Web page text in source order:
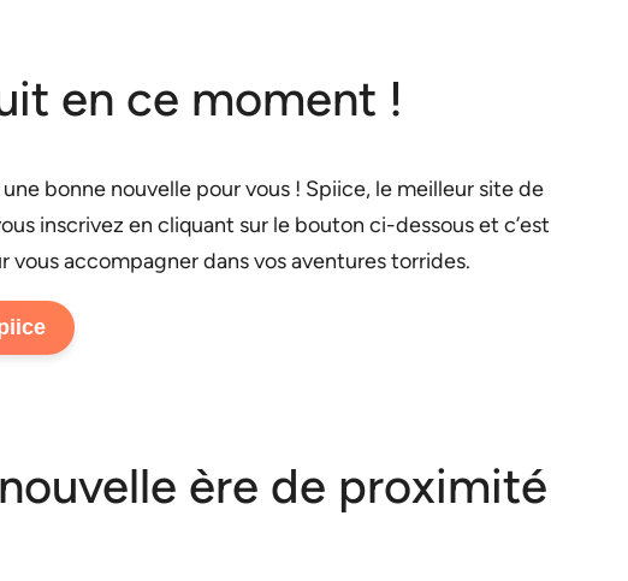
en ce moment !
bonne nouvelle pour vous ! Spiice, le meilleur site de
inscrivez en cliquant sur le bouton ci-dessous et c’est
accompagner dans vos aventures torrides.
ère de proximité